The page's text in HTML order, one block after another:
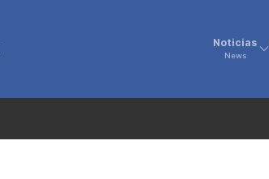
Noticias
News